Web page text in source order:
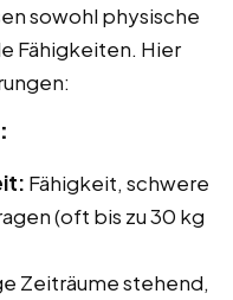
sowohl physische
Fähigkeiten. Hier
Fähigkeit, schwere
(oft bis zu 30 kg
Zeiträume stehend,